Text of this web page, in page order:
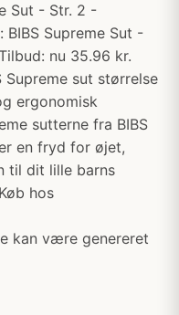
Sut - Str. 2 -
Supreme Sut -
nu 35.96 kr.
Supreme sut størrelse
ergonomisk
sutterne fra BIBS
en fryd for øjet,
til dit lille barns
hos
kan være genereret